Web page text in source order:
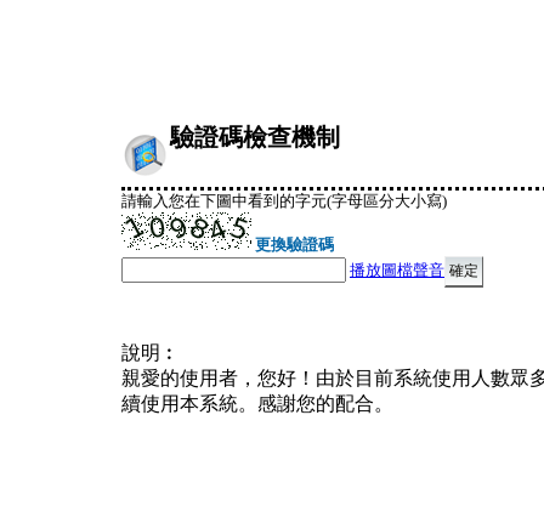
驗證碼檢查機制
請輸入您在下圖中看到的字元(字母區分大小寫)
更換驗證碼
播放圖檔聲音
說明︰
親愛的使用者，您好！由於目前系統使用人數眾
續使用本系統。感謝您的配合。